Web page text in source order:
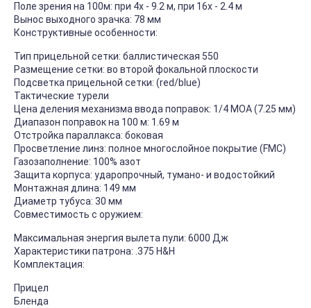
Поле зрения на 100м: при 4x - 9.2 м, при 16x - 2.4 м
Вынос выходного зрачка: 78 мм
Конструктивные особенности:
Тип прицельной сетки: баллистическая 550
Размещение сетки: во второй фокальной плоскости
Подсветка прицельной сетки: (red/blue)
Тактические турели
Цена деления механизма ввода поправок: 1/4 MOA (7.25 мм)
Диапазон поправок на 100 м: 1.69 м
Отстройка параллакса: боковая
Просветление линз: полное многослойное покрытие (FMC)
Газозаполнение: 100% азот
Защита корпуса: ударопрочный, тумано- и водостойкий
Монтажная длина: 149 мм
Диаметр тубуса: 30 мм
Совместимость с оружием:
Максимальная энергия вылета пули: 6000 Дж
Характеристики патрона: .375 H&H
Комплектация:
Прицел
Бленда